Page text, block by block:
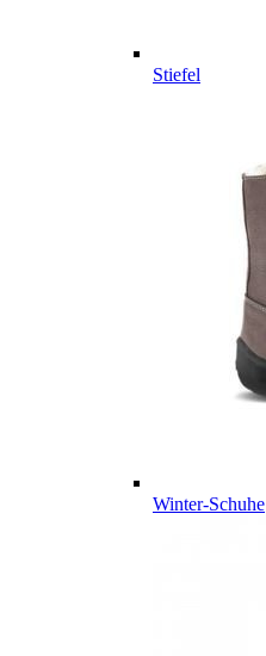
Stiefel
Winter-Schuhe